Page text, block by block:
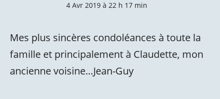
4 Avr 2019 à 22 h 17 min
Mes plus sincères condoléances à toute la
famille et principalement à Claudette, mon
ancienne voisine…Jean-Guy